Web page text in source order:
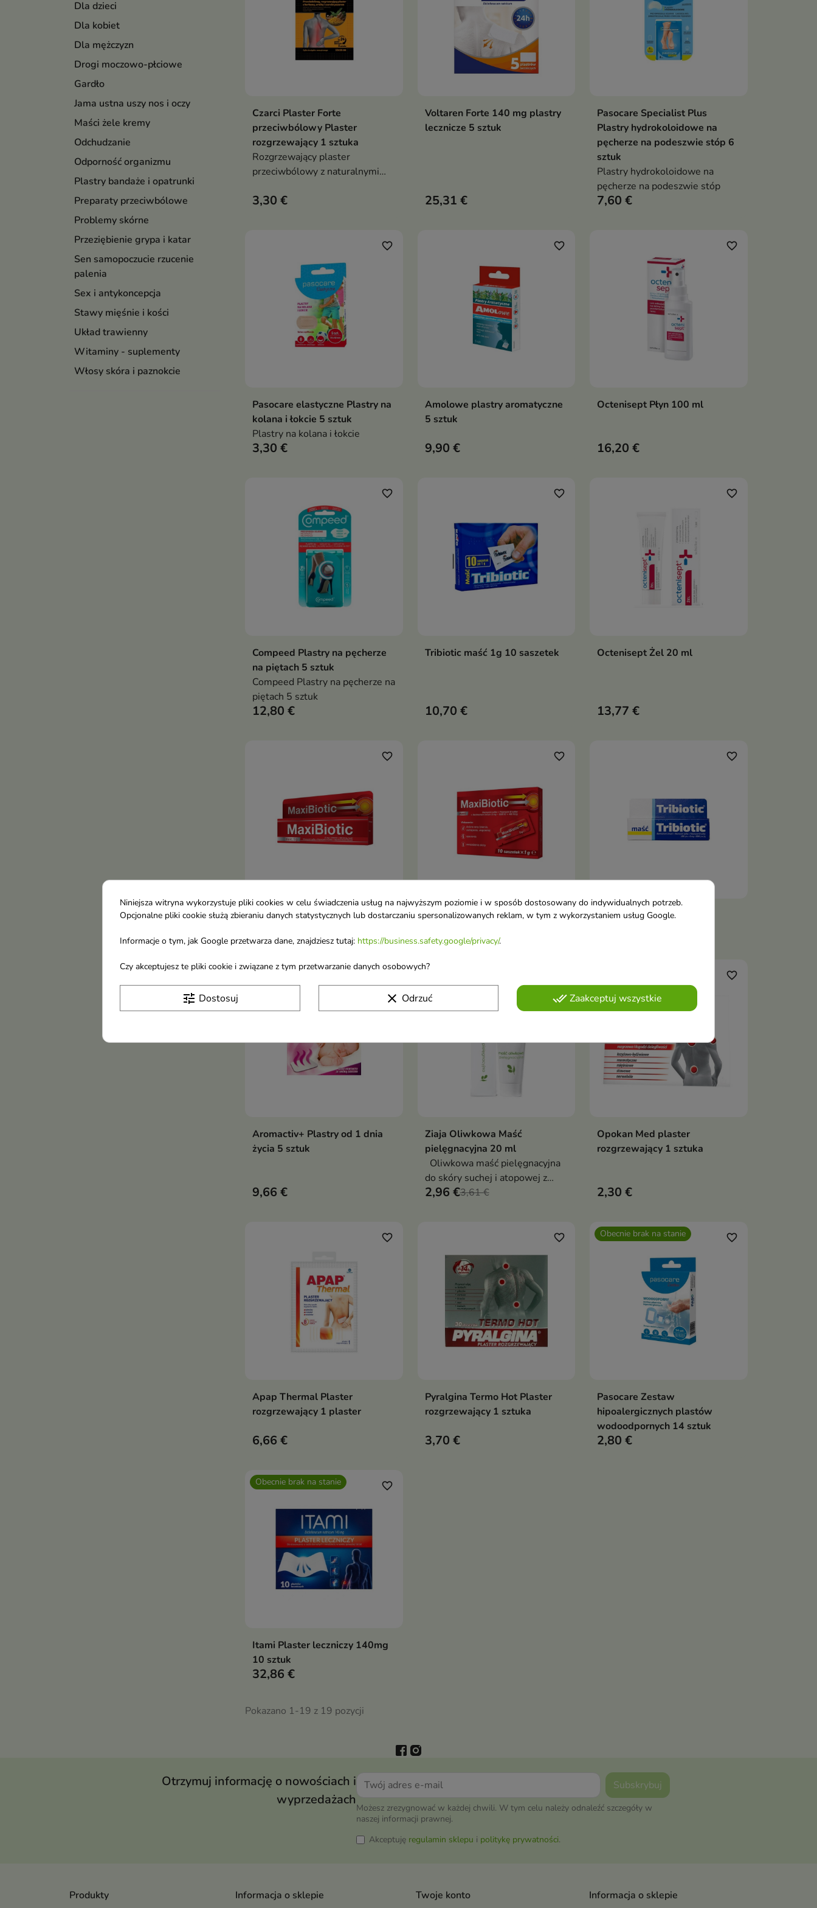
Dla dzieci
Dla kobiet
Dla mężczyzn
Drogi moczowo-płciowe
Gardło
Jama ustna uszy nos i oczy
Maści żele kremy
Odchudzanie
Odporność organizmu
Plastry bandaże i opatrunki
Preparaty przeciwbólowe
Problemy skórne
Przeziębienie grypa i katar
Sen samopoczucie rzucenie
palenia
Sex i antykoncepcja
Stawy mięśnie i kości
Układ trawienny
Witaminy - suplementy
Włosy skóra i paznokcie
Dodaj do koszyka
Czarci Plaster Forte
przeciwbólowy Plaster
rozgrzewający 1 sztuka
Rozgrzewający plaster
przeciwbólowy z naturalnymi
długotrwałą ulgę w bólu mięśni,
3,30 €
Dodaj do koszyka
Voltaren Forte 140 mg plastry
lecznicze 5 sztuk
25,31 €
Dodaj do koszyka
Pasocare Specialist Plus
Plastry hydrokoloidowe na
pęcherze na podeszwie stóp 6
sztuk
Plastry hydrokoloidowe na
pęcherze na podeszwie stóp
7,60 €
Dodaj do koszyka
favorite_border
Pasocare elastyczne Plastry na
kolana i łokcie 5 sztuk
Plastry na kolana i łokcie
3,30 €
Dodaj do koszyka
favorite_border
Amolowe plastry aromatyczne
5 sztuk
9,90 €
Dodaj do koszyka
favorite_border
Octenisept Płyn 100 ml
16,20 €
Dodaj do koszyka
favorite_border
Compeed Plastry na pęcherze
na piętach 5 sztuk
Compeed Plastry na pęcherze na
piętach 5 sztuk
12,80 €
Dodaj do koszyka
favorite_border
Tribiotic maść 1g 10 saszetek
10,70 €
Dodaj do koszyka
favorite_border
Octenisept Żel 20 ml
13,77 €
Dodaj do koszyka
favorite_border
Maxibiotic Maść 5 g Dodaj do koszyka
favorite_border
Maxibiotic 1g x 10 saszetek Dodaj do koszyka
favorite_border
Tribiotic Maść 5 g
 Dodaj do koszyka
Aromactiv+ Plastry od 1 dnia
życia 5 sztuk
9,66 €
-18%
Dodaj do koszyka
Ziaja Oliwkowa Maść
pielęgnacyjna 20 ml
Oliwkowa maść pielęgnacyjna
do skóry suchej i atopowej z
olejami roślinnymi i witaminą E,
2,96 €3,61 €
Dodaj do koszyka
favorite_border
Opokan Med plaster
rozgrzewający 1 sztuka
2,30 €
Dodaj do koszyka
favorite_border
Apap Thermal Plaster
rozgrzewający 1 plaster
6,66 €
Dodaj do koszyka
favorite_border
Pyralgina Termo Hot Plaster
rozgrzewający 1 sztuka
3,70 €
Obecnie brak na stanie
Pokaż szczegóły
favorite_border
Pasocare Zestaw
hipoalergicznych plastów
wodoodpornych 14 sztuk
2,80 €
Obecnie brak na stanie
Pokaż szczegóły
favorite_border
Itami Plaster leczniczy 140mg
10 sztuk
32,86 €
Pokazano 1-19 z 19 pozycji
Otrzymuj informację o nowościach i
wyprzedażach
Możesz zrezygnować w każdej chwili. W tym celu należy odnaleźć szczegóły w
naszej informacji prawnej.
Akceptuję regulamin sklepu i politykę prywatności.
Produkty Informacja o sklepie Twoje konto Informacja o sklepie
Niniejsza witryna wykorzystuje pliki cookies w celu świadczenia usług na najwyższym poziomie i w sposób dostosowany do indywidualnych potrzeb.
Opcjonalne pliki cookie służą zbieraniu danych statystycznych lub dostarczaniu spersonalizowanych reklam, w tym z wykorzystaniem usług Google.
Informacje o tym, jak Google przetwarza dane, znajdziesz tutaj: https://business.safety.google/privacy/.
Czy akceptujesz te pliki cookie i związane z tym przetwarzanie danych osobowych?
tune Dostosuj clear Odrzuć done_allZaakceptuj wszystkie